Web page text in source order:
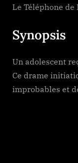
Le Téléphone
Synopsis
Un adolescent
Ce drame
improbables et